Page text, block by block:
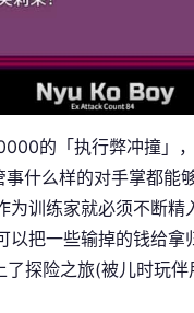
的「执行弊冲撞」
什么样的对手掌都能
训练家就必须不断
以把一些输掉的钱给拿
探险之旅(被儿时玩